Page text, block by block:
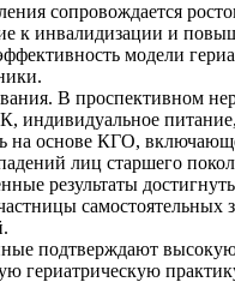
сопровождается
к инвалидизации и
модели
В проспективном
индивидуальное
на основе КГО,
лиц старшего
результаты
самостоятельных
подтверждают
гериатрическую